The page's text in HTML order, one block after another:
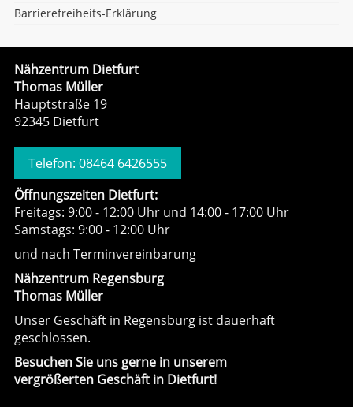
Barrierefreiheits-Erklärung
Nähzentrum Dietfurt
Thomas Müller
Hauptstraße 19
92345 Dietfurt
Telefon: 08464 6426555
Öffnungszeiten Dietfurt:
Freitags: 9:00 - 12:00 Uhr und 14:00 - 17:00 Uhr
Samstags: 9:00 - 12:00 Uhr
und nach Terminvereinbarung
Nähzentrum Regensburg
Thomas Müller
Unser Geschäft in Regensburg ist dauerhaft
geschlossen.
Besuchen Sie uns gerne in unserem
vergrößerten Geschäft in Dietfurt!